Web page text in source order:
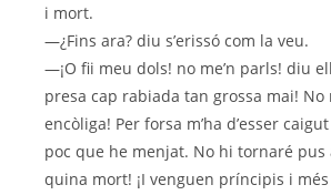
i mort.
—¿Fins ara? diu s’erissó com la veu.
—¡O fii meu dols! no me’n parls! diu
presa cap rabiada tan grossa mai! No
encòliga! Per forsa m’ha d’esser
poc que he menjat. No hi tornaré pus
quina mort! ¡I venguen príncipis i